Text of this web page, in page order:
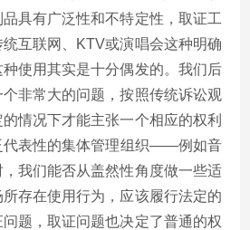
具有广泛性和不特定性，取证工
互联网、KTV或演唱会这种明确
使用其实是十分偶发的。我们后
非常大的问题，按照传统诉讼观
情况下才能主张一个相应的权利
代表性的集体管理组织——例如音
我们能否从盖然性角度做一些适
存在使用行为，应该履行法定的
题，取证问题也决定了普通的权